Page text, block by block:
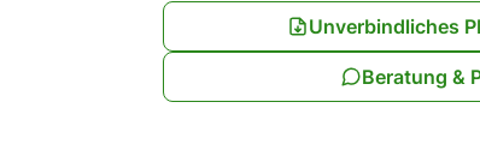
Unverbindliches
Beratung &